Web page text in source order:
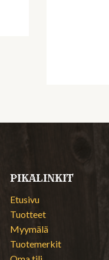
PIKALINKIT
Etusivu
Tuotteet
Myymälä
Tuotemerkit